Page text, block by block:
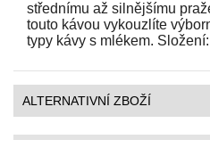
střednímu až silnějšímu
touto kávou vykouzlíte
typy kávy s mlékem.
ALTERNATIVNÍ ZBOŽÍ